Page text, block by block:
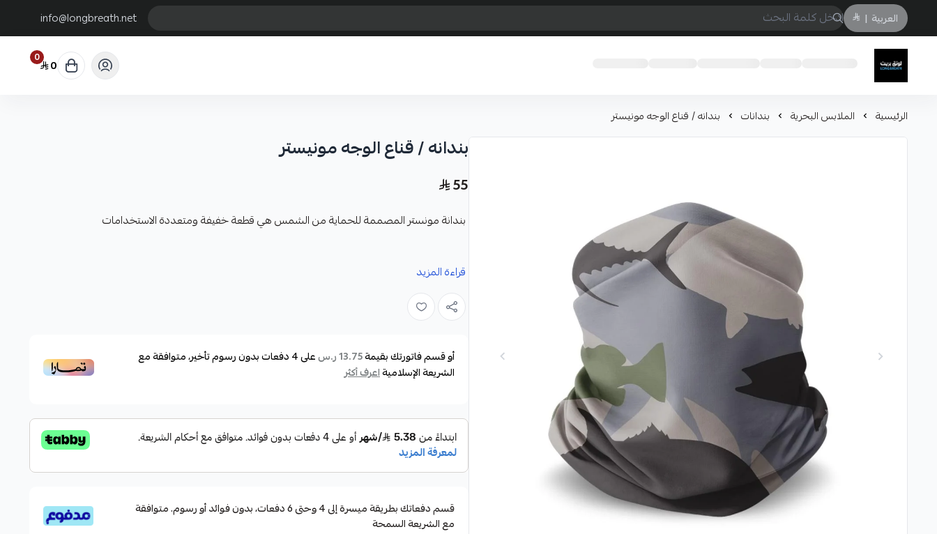
العربية |
info@longbreath.net
لونق بريث
0 0
الرئيسية الملابس البحرية بندانات بندانه / قناع الوجه مونيستر
بندانه / قناع الوجه مونيستر
55
بندانة مونستر المصممة للحماية من الشمس هي قطعة خفيفة ومتعددة الاستخدامات
المميزات :
حماية فعالة من أشعة الشمس الضارة. تُرتدى حول الرقبة وتغطي جوانب الوجه وأحياناً الرأس كله
القوارب، والغوص.
حماية جيدة للجلد وتعمل على منع الحرارة والعرق، مما يجعلها مثالية لراحة دائمة أثناء التعرض
سهولة التنفس مع ميزة الجفاف السريع
قراءة المزيد
أو قسم فاتورتك بقيمة13.75 ر.س على4دفعات بدون رسوم تأخير، متوافقة مع
الشريعة الإسلاميةاعرف أكثر
قسم دفعاتك بطريقة ميسرة إلى 4 وحتى 6 دفعات، بدون فوائد أو رسوم. متوافقة
مع الشريعة السمحة